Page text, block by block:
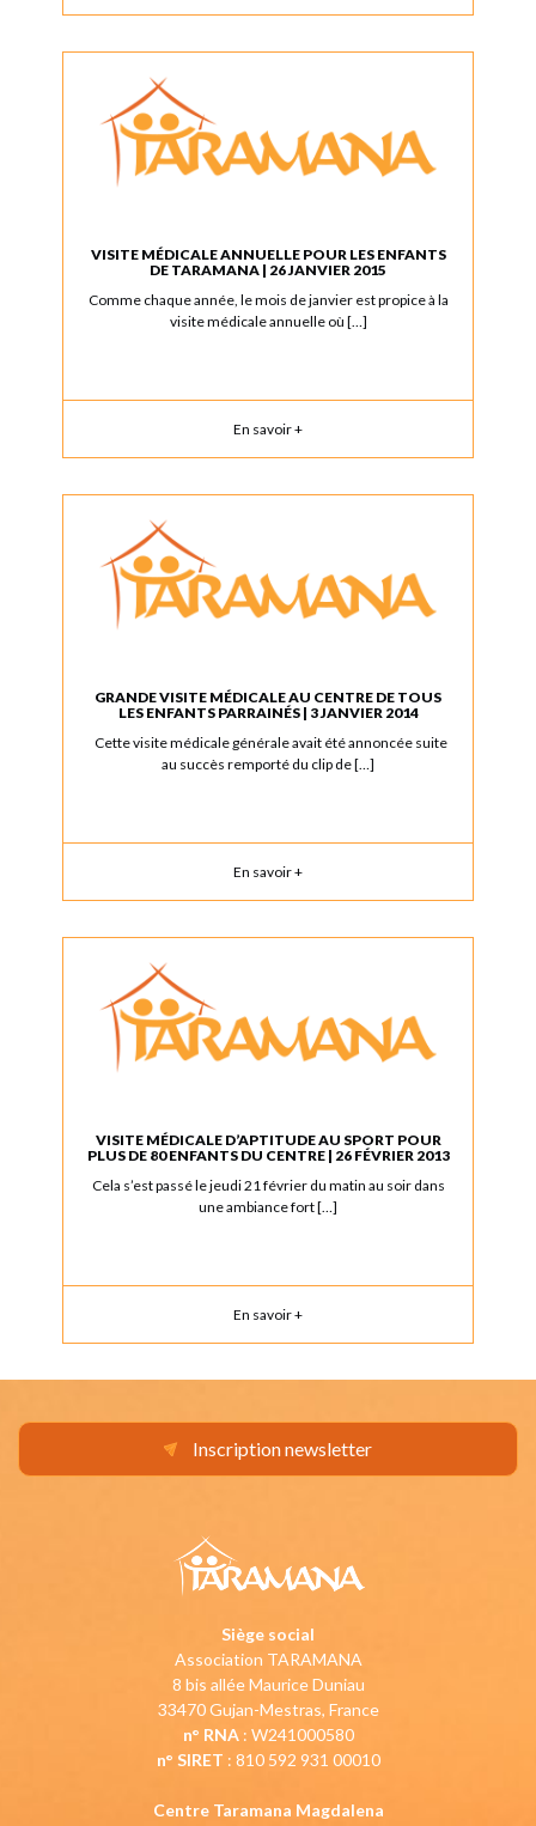
VISITE MÉDICALE ANNUELLE POUR LES ENFANTS
DE TARAMANA | 26 JANVIER 2015
Comme chaque année, le mois de janvier est propice à la
visite médicale annuelle où […]
En savoir +
GRANDE VISITE MÉDICALE AU CENTRE DE TOUS
LES ENFANTS PARRAINÉS | 3 JANVIER 2014
Cette visite médicale générale avait été annoncée suite
au succès remporté du clip de […]
En savoir +
VISITE MÉDICALE D’APTITUDE AU SPORT POUR
PLUS DE 80 ENFANTS DU CENTRE | 26 FÉVRIER 2013
Cela s’est passé le jeudi 21 février du matin au soir dans
une ambiance fort […]
En savoir +
Inscription newsletter
Siège social
Association TARAMANA
8 bis allée Maurice Duniau
33470 Gujan-Mestras, France
n° RNA: W241000580
n° SIRET : 810 592 931 00010
Centre Taramana Magdalena